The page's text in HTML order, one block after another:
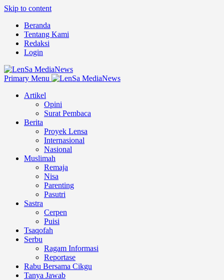
Skip to content
Beranda
Tentang Kami
Redaksi
Login
Primary Menu
Artikel
Opini
Surat Pembaca
Berita
Proyek Lensa
Internasional
Nasional
Muslimah
Remaja
Nisa
Parenting
Pasutri
Sastra
Cerpen
Puisi
Tsaqofah
Serbu
Ragam Informasi
Reportase
Rabu Bersama Cikgu
Tanya Jawab